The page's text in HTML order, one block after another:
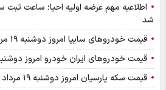
اطلاعیه مهم عرضه اولیه احیا؛ ساعت
شد
قیمت خودرو‌های سایپا امروز دوشنبه ۱۹ مرداد ۱۴۰۵
قیمت خودرو‌های ایران خودرو امروز دوشنبه ۱۹ مرداد
قیمت سکه پارسیان امروز دوشنبه ۱۹ مرداد ۱۴۰۵